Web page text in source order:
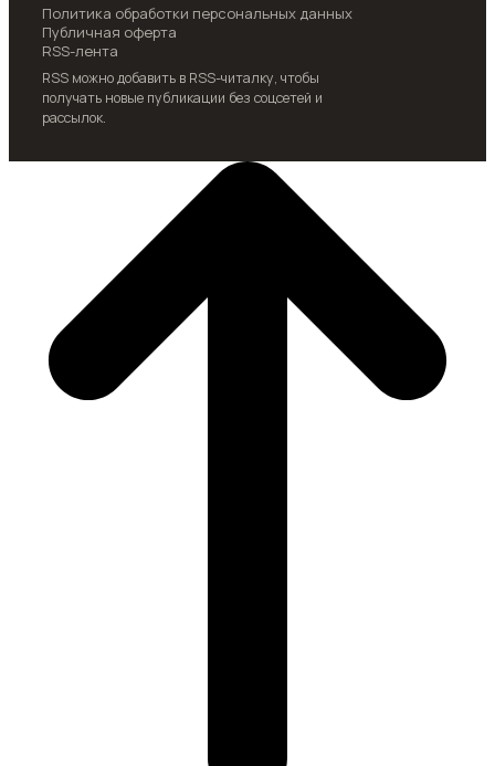
Политика обработки персональных данных
Публичная оферта
RSS-лента
RSS можно добавить в RSS-читалку, чтобы
получать новые публикации без соцсетей и
рассылок.